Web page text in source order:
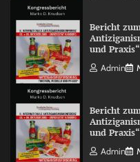
Bericht
und
Admin
Bericht
und
Admin